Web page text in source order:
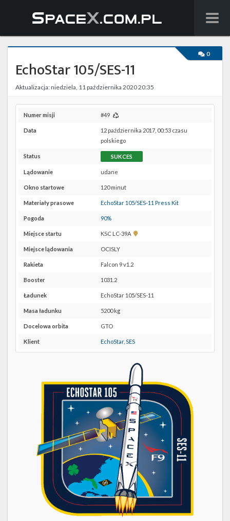
Wiadomości
Baza wiedzy
Starlink
Starship
Szukaj
Facebook
Twitter
Kalendarze
0
EchoStar 105/SES-11
Aktualizacja: niedziela, 11 października 2020 20:35
Numer misji #49
Data
12 października 2017, 00:53 czasu
polskiego
Status SUKCES
Lądowanie udane
Okno startowe 120 minut
Materiały prasowe EchoStar 105/SES-11 Press Kit
Pogoda 90%
Miejsce startu KSC LC-39A
Pokaż
Maps
Miejsce lądowania OCISLY
Rakieta Falcon 9 v1.2
Booster 1031.2
Ładunek EchoStar 105/SES-11
Masa ładunku 5200 kg
Docelowa orbita GTO
Klient EchoStar, SES